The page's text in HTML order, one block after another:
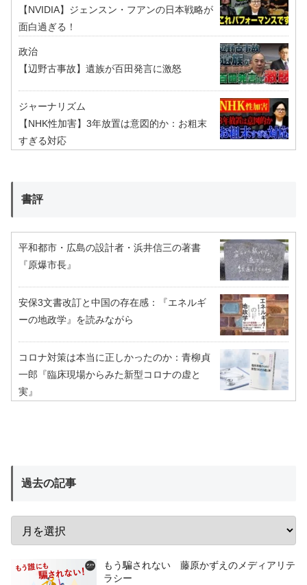
【NVIDIA】ジェンスン・フアンの日本戦略が
面白過ぎる！
政治
【辺野古事故】遺族が百田発言に激怒
ジャーナリズム
【NHK性加害】3年放置は意図的か：お粗末
すぎる対応
書評
平和都市・広島の設計者・浜井信三の著書
『原爆市長』
安保3文書改訂と中国の存在感：『エネルギ
ーの地政学』を読みながら
コロナ対策は本当に正しかったのか：青柳貞
一郎『臨床現場からみた新型コロナの虚と
実』
過去の記事
もう騙されない 藤原かずえのメディアリテ
ラシー